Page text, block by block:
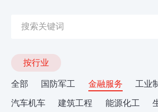
按行业
全部 国防军工 金融服务
工业
汽车机车
建筑工程 能源化工